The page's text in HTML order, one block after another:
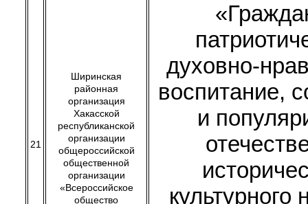
21
Ширинская
районная
организация
Хакасской
республиканской
организации
общероссийской
общественной
организации
«Всероссийское
общество
духовно-
воспитание,
и
культурного